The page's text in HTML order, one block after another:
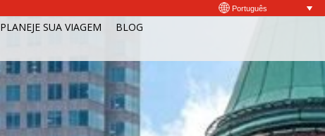
Português
PLANEJE SUA VIAGEM BLOG